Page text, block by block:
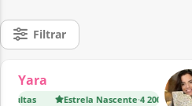
Filtrar
Yara
Estrela Nascente·4 200 Consultas